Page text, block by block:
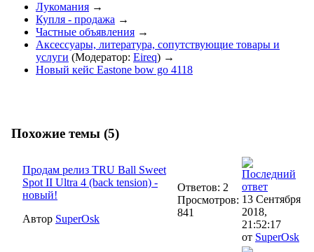
Лукомания →
Купля - продажа →
Частные объявления →
Аксессуары, литература, сопутствующие товары и
услуги (Модератор: Eireq) →
Новый кейс Eastone bow go 4118
Похожие темы (5)
Продам релиз TRU Ball Sweet
Spot II Ultra 4 (back tension) -
новый!
Автор SuperOsk
Ответов: 2
Просмотров:
841
13 Сентября
2018,
21:52:17
от SuperOsk